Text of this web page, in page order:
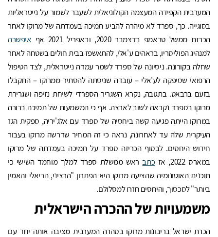
המערבית הקפידה המעצמה הקולוניאלית לשעבר לשמור על נייטראליות
בסוגייה. כך, ספרד לא מיהרה להביע תמיכה בעמדתה של מרוקו לאחר
הכרזת ממשל טראמפ בדצמבר 2020, ובאפריל 2021 אף
איפשרה
למנהיג הפוליסריו, בראהים ע'אלי, להתאשפז בבית חולים בשטחה לאחר
שחלה בקורונה. ניסיונה של ספרד לשמר עמדה נייטראלית, לצד הטיפול
הרפואי שסיפקה לע'אלי – עובדה שניסתה להסתיר ממרוקו – התקבלו
בזעם ברבאט. בתגובה, נקרא השגריר הספרדי לשיחת נזיפה ושגרירת
מרוקו בספרד נקראה לשוב לארצה. אף כי המשמעות של תמיכה ברורה
במרוקו הייתה פגיעה קשה ביחסיה של ספרד עם אלג'יריה, ספקית הגז
העיקרית שלה עד לאחרונה, נראה כי זה המחיר שדרשה מרוקו בעבור
חידוש היחסים. לבסוף הכריזה ספרד על תמיכה בעמדתה של מרוקו
במארס 2022, אז
כתבראש ממשלת ספרד למלך מוחמד השישי כי
תוכנית האוטונומיה שהציעה מרוקו היא הפתרון "הרציני, הריאלי והאמין
ביותר" לסכסוך, והיחסים חזרו למסלולם.
משמעויות של ההכרה הישראלית
הכרת ישראל בריבונות מרוקו בסהרה המערבית מציבה אותה יחד עם